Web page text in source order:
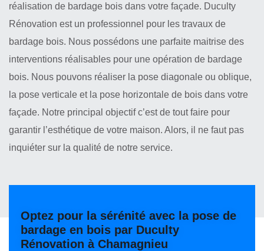
réalisation de bardage bois dans votre façade. Duculty
Rénovation est un professionnel pour les travaux de
bardage bois. Nous possédons une parfaite maitrise des
interventions réalisables pour une opération de bardage
bois. Nous pouvons réaliser la pose diagonale ou oblique,
la pose verticale et la pose horizontale de bois dans votre
façade. Notre principal objectif c’est de tout faire pour
garantir l’esthétique de votre maison. Alors, il ne faut pas
inquiéter sur la qualité de notre service.
Optez pour la sérénité avec la pose de
bardage en bois par Duculty
Rénovation à Chamagnieu